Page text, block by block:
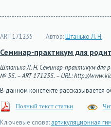
ART 171235 Автор:Штанько Л. Н.
Семинар-практикум для
Штанько Л. Н. Семинар-практикум для
№ 55. – ART 171235. – URL: http://
В данном конспекте
Полный текст статьи
Ключевые слова: артикуляционная